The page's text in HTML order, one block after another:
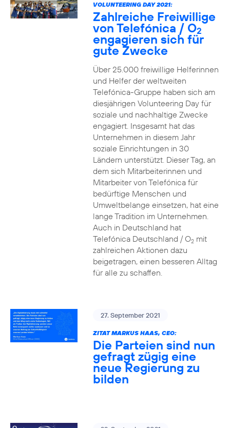
VOLUNTEERING DAY 2021:
Zahlreiche Freiwillige
von Telefónica / O2
engagieren sich für
gute Zwecke
Über 25.000 freiwillige Helferinnen
und Helfer der weltweiten
Telefónica-Gruppe haben sich am
diesjährigen Volunteering Day für
soziale und nachhaltige Zwecke
engagiert. Insgesamt hat das
Unternehmen in diesem Jahr
soziale Einrichtungen in 30
Ländern unterstützt. Dieser Tag, an
dem sich Mitarbeiterinnen und
Mitarbeiter von Telefónica für
bedürftige Menschen und
Umweltbelange einsetzen, hat eine
lange Tradition im Unternehmen.
Auch in Deutschland hat
Telefónica Deutschland / O2mit
zahlreichen Aktionen dazu
beigetragen, einen besseren Alltag
für alle zu schaffen.
27. September 2021
ZITAT MARKUS HAAS, CEO:
Die Parteien sind nun
gefragt zügig eine
neue Regierung zu
bilden